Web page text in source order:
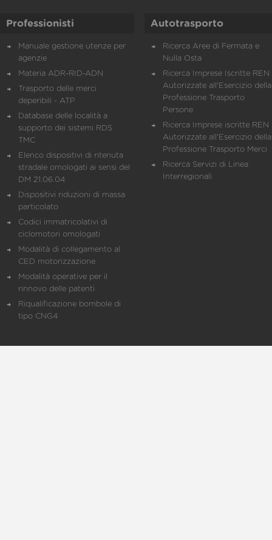
Professionisti
Manuale gestione utenze per
agenzie
Materia ADR-RID-ADN
Trasporto delle merci
deperibili - ATP
Database delle località a
supporto dei sistemi RDS
TMC
Elenco dispositivi di ritenuta
stradale omologati ai sensi del
DM 21.06.04
Dispositivi riduzioni di massa
particolato
Codici immatricolativi di
ciclomotori omologati
Modalità di collegamento al
CED motorizzazione
Modalità operative per il
rinnovo delle patenti
Riqualificazione bombole di
tipo CNG4
Autotrasporto
Ricerca Aree di Fermata e
Nulla Osta
Ricerca Imprese Iscritte REN
Autorizzate all'Esercizio della
Professione Trasporto
Persone
Ricerca Imprese iscritte REN
Autorizzate all'Esercizio della
Professione Trasporto Merci
Ricerca Servizi di Linea
Interregionali